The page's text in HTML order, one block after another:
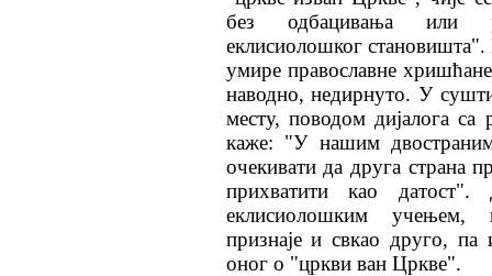
без одбацивања или
еклисиолошког
умире православне
наводно, недирнуто. У
месту, поводом дијалога
каже: "У нашим
очекивати да друга страна
прихватити као датост".
еклисиолошким
учењем,
признаје и свкао друго, па
оног о "цркви ван Цркве".